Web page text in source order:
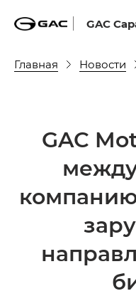
GAC
Главная Новости
GAC